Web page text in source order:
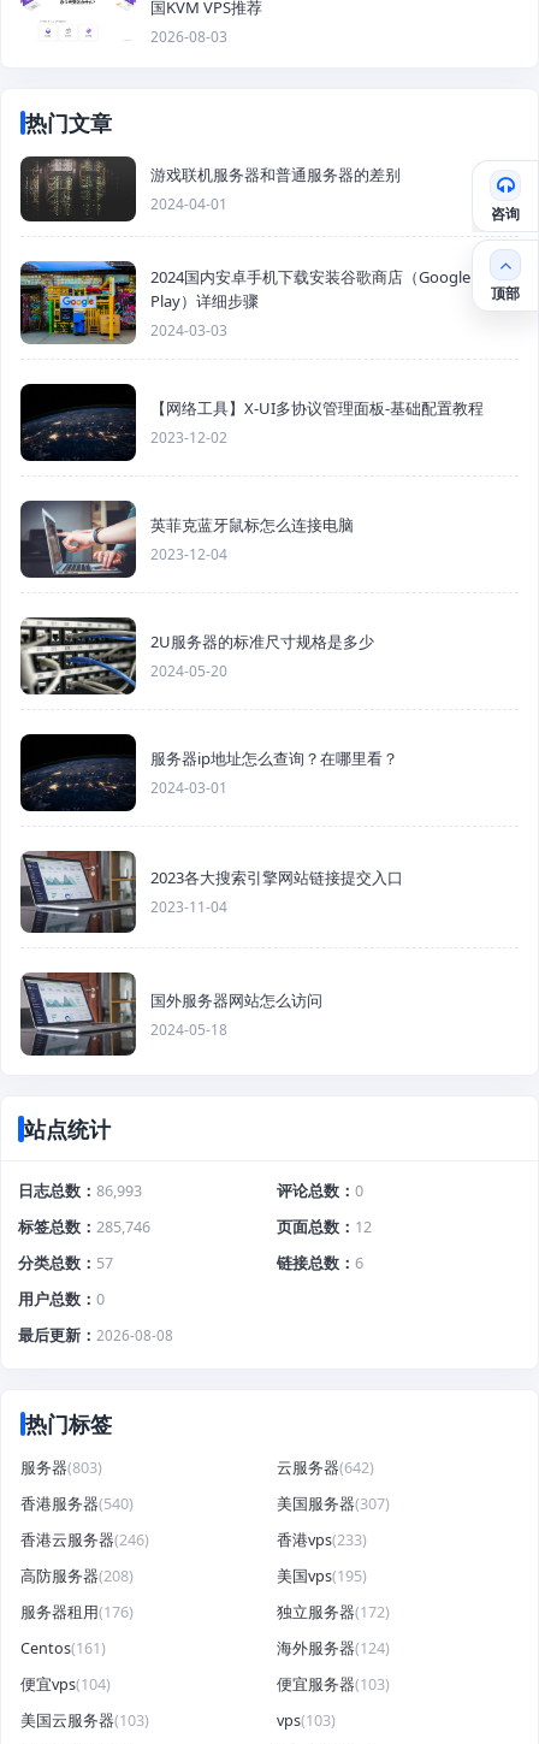
国KVM VPS推荐
2026-08-03
热门文章
游戏联机服务器和普通服务器的差别
2024-04-01
2024国内安卓手机下载安装谷歌商店（Google
Play）详细步骤
2024-03-03
【网络工具】X-UI多协议管理面板-基础配置教程
2023-12-02
英菲克蓝牙鼠标怎么连接电脑
2023-12-04
2U服务器的标准尺寸规格是多少
2024-05-20
服务器ip地址怎么查询？在哪里看？
2024-03-01
2023各大搜索引擎网站链接提交入口
2023-11-04
国外服务器网站怎么访问
2024-05-18
站点统计
日志总数 86,993 评论总数
0
标签总数
285,746 页面总数
12
分类总数
57 链接总数
6
用户总数
0
最后更新
2026-08-08
热门标签
服务器(803) 云服务器(642)
香港服务器(540) 美国服务器(307)
香港云服务器(246) 香港vps(233)
高防服务器(208) 美国vps(195)
服务器租用(176) 独立服务器(172)
Centos(161) 海外服务器(124)
便宜vps(104) 便宜服务器(103)
美国云服务器(103) vps(103)
咨询
顶部